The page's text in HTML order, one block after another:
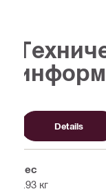
Details
Вес
4.93 кг